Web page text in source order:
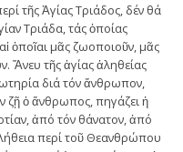
τῆς Ἁγίας Τριάδος, δέν θά
Τριάδα, τάς ὁποίας
ὁποῖαι μᾶς ζωοποιοῦν, μᾶς
Ἄνευ τῆς ἁγίας ἀληθείας
διά τόν ἄνθρωπον,
ζῇ ὁ ἄνθρωπος, πηγάζει ἡ
ἀπό τόν θάνατον, ἀπό
περί τοῦ Θεανθρώπου